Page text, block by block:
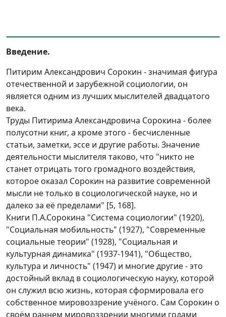
Введение.
Питирим Александрович Сорокин - значимая фигура
отечественной и зарубежной социологии, он
является одним из лучших мыслителей двадцатого
века.
Труды Питирима Александровича Сорокина - более
полусотни книг, а кроме этого - бесчисленные
статьи, заметки, эссе и другие работы. Значение
деятельности мыслителя таково, что "никто не
станет отрицать того громадного воздействия,
которое оказал Сорокин на развитие современной
мысли не только в социологической науке, но и
далеко за её пределами" [5, 168].
Книги П.А.Сорокина "Система социологии" (1920),
"Социальная мобильность" (1927), "Современные
социальные теории" (1928), "Социальная и
культурная динамика" (1937-1941), "Общество,
культура и личность" (1947) и многие другие - это
достойный вклад в социологическую науку, которой
он служил всю жизнь, которая сформировала его
собственное мировоззрение учёного. Сам Сорокин о
своём раннем мировоззрении многими годами